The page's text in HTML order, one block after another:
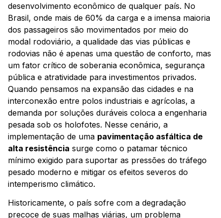
desenvolvimento econômico de qualquer país. No
Brasil, onde mais de 60% da carga e a imensa maioria
dos passageiros são movimentados por meio do
modal rodoviário, a qualidade das vias públicas e
rodovias não é apenas uma questão de conforto, mas
um fator crítico de soberania econômica, segurança
pública e atratividade para investimentos privados.
Quando pensamos na expansão das cidades e na
interconexão entre polos industriais e agrícolas, a
demanda por soluções duráveis coloca a engenharia
pesada sob os holofotes. Nesse cenário, a
implementação de uma pavimentação asfáltica de
alta resistência surge como o patamar técnico
mínimo exigido para suportar as pressões do tráfego
pesado moderno e mitigar os efeitos severos do
intemperismo climático.
Historicamente, o país sofre com a degradação
precoce de suas malhas viárias, um problema